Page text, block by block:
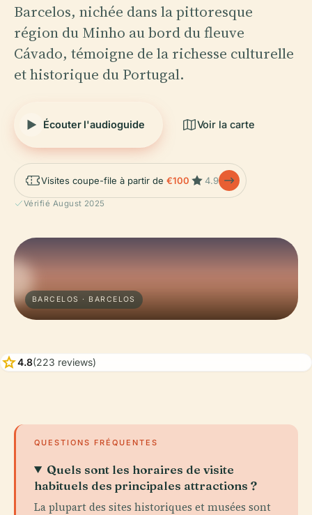
Barcelos, nichée dans la pittoresque
région du Minho au bord du fleuve
Cávado, témoigne de la richesse culturelle
et historique du Portugal.
Écouter l'audioguide Voir la carte
Visites coupe-file à partir de €100 4.9
Vérifié August 2025
BARCELOS · BARCELOS
star4.8(223 reviews)
QUESTIONS FRÉQUENTES
Quels sont les horaires de visite
habituels des principales attractions ?
La plupart des sites historiques et musées sont